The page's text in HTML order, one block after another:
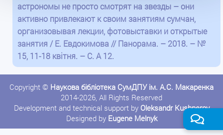
астрономы не просто смотрят на звезды – они
активно привлекают к своим занятиям сумчан,
организовывая лекции, фотовыставки и открытые
занятия / Е. Евдокимова // Панорама. – 2018. – №
15, 11-18 квітня. – С. А 12.
Copyright © Наукова бібліотека СумДПУ ім. А.С. Макаренка
2014-2026, All Rights Reserved
Development and technical support by Oleksandr Kushnerov
Designed by Eugene Melnyk